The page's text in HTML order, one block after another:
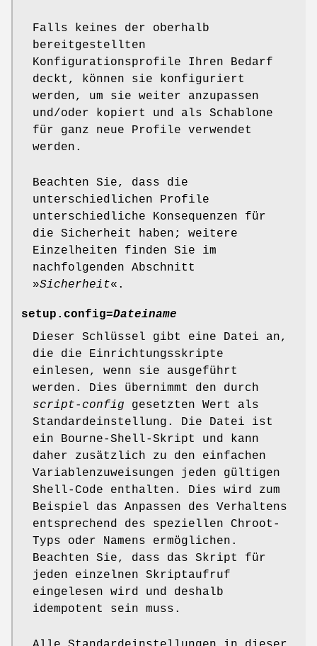
Falls keines der oberhalb
bereitgestellten
Konfigurationsprofile Ihren Bedarf
deckt, können sie konfiguriert
werden, um sie weiter anzupassen
und/oder kopiert und als Schablone
für ganz neue Profile verwendet
werden.
Beachten Sie, dass die
unterschiedlichen Profile
unterschiedliche Konsequenzen für
die Sicherheit haben; weitere
Einzelheiten finden Sie im
nachfolgenden Abschnitt
»Sicherheit«.
setup.config=Dateiname
Dieser Schlüssel gibt eine Datei an,
die die Einrichtungsskripte
einlesen, wenn sie ausgeführt
werden. Dies übernimmt den durch
script-config gesetzten Wert als
Standardeinstellung. Die Datei ist
ein Bourne-Shell-Skript und kann
daher zusätzlich zu den einfachen
Variablenzuweisungen jeden gültigen
Shell-Code enthalten. Dies wird zum
Beispiel das Anpassen des Verhaltens
entsprechend des speziellen Chroot-
Typs oder Namens ermöglichen.
Beachten Sie, dass das Skript für
jeden einzelnen Skriptaufruf
eingelesen wird und deshalb
idempotent sein muss.